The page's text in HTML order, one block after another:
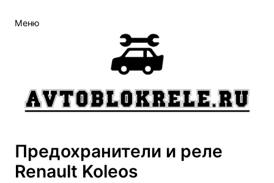
Меню
Предохранители и реле
Renault Koleos